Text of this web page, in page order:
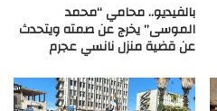
بالفيديو.. محامي “محمد
الموسى” يخرج عن صمته ويتحدث
عن قضية منزل نانسي عجرم